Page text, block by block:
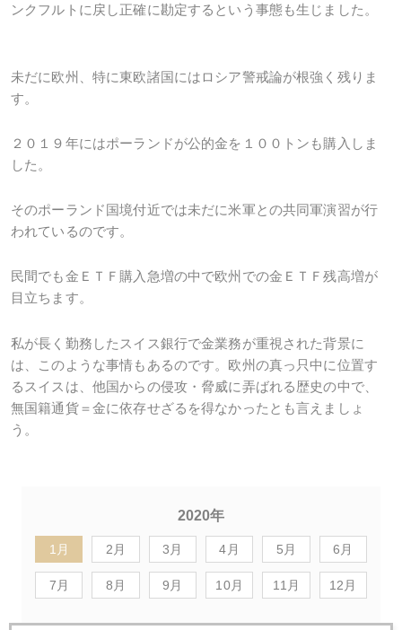
ンクフルトに戻し正確に勘定するという事態も生じました。
未だに欧州、特に東欧諸国にはロシア警戒論が根強く残りま
す。
２０１９年にはポーランドが公的金を１００トンも購入しま
した。
そのポーランド国境付近では未だに米軍との共同軍演習が行
われているのです。
民間でも金ＥＴＦ購入急増の中で欧州での金ＥＴＦ残高増が
目立ちます。
私が長く勤務したスイス銀行で金業務が重視された背景に
は、このような事情もあるのです。欧州の真っ只中に位置す
るスイスは、他国からの侵攻・脅威に弄ばれる歴史の中で、
無国籍通貨＝金に依存せざるを得なかったとも言えましょ
う。
2020年
1月 2月 3月 4月 5月 6月
7月 8月 9月 10月 11月 12月